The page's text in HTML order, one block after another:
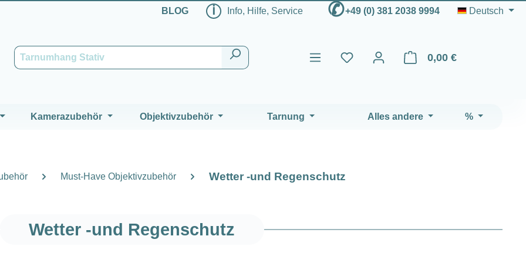
BLOG ℹ Info, Hilfe, Service ✆+49 (0) 381 2038 9994 Deutsch
0,00 €
Warenkorb enthält 0
Kamerazubehör Objektivzubehör Tarnung Alles andere %
Must-Have Objektivzubehör Wetter -und Regenschutz
Wetter -und Regenschutz